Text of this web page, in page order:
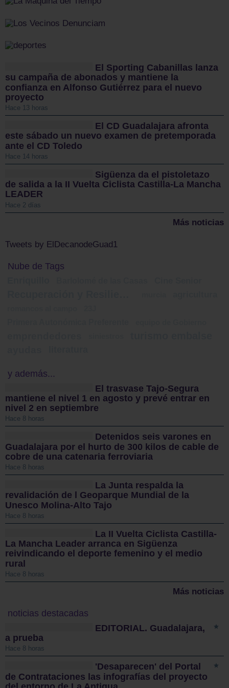
El Sporting Cabanillas lanza
su campaña de abonados y mantiene la
confianza en Alfonso Gutiérrez para el nuevo
proyecto
Hace 13 horas
El CD Guadalajara afronta
este sábado un nuevo examen de pretemporada
ante el CD Toledo
Hace 14 horas
Sigüenza da el pistoletazo
de salida a la II Vuelta Ciclista Castilla-La Mancha
LEADER
Hace 2 días
Más noticias
Tweets by ElDecanodeGuad1
Nube de Tags
y además...
El trasvase Tajo-Segura
mantiene el nivel 1 en agosto y prevé entrar en
nivel 2 en septiembre
Hace 8 horas
Detenidos seis varones en
Guadalajara por el hurto de 300 kilos de cable de
cobre de una catenaria ferroviaria
Hace 8 horas
La Junta respalda la
revalidación de l Geoparque Mundial de la
Unesco Molina-Alto Tajo
Hace 8 horas
La II Vuelta Ciclista Castilla-
La Mancha Leader arranca en Sigüenza
reivindicando el deporte femenino y el medio
rural
Hace 8 horas
Más noticias
noticias destacadas
EDITORIAL. Guadalajara,
a prueba
Hace 8 horas
'Desaparecen' del Portal
de Contrataciones las infografías del proyecto